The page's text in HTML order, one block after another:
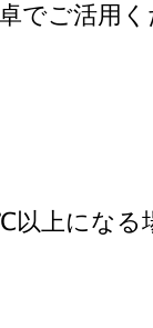
でご活用く
上にな